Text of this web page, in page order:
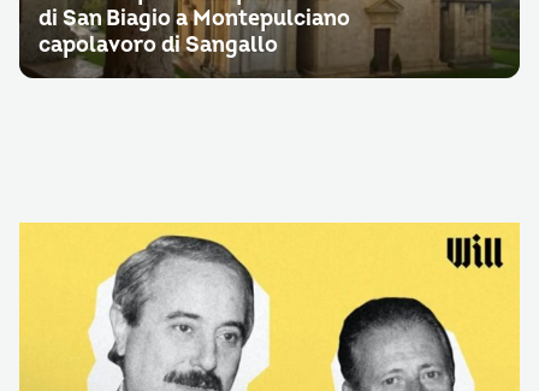
di San Biagio a Montepulciano
capolavoro di Sangallo